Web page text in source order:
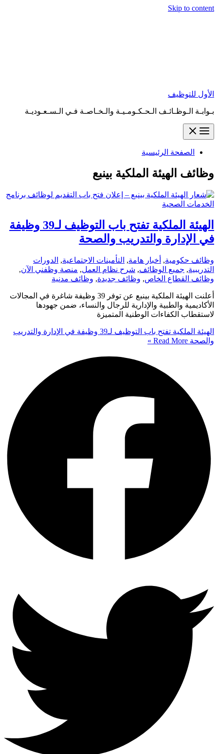
Skip to content
الأول للتوظيف
بـوابـة الـوظـائـف الـحـكـومـيـة والـخـاصـة فـي الـسـعـوديـة
الصفحة الرئيسية
وظائف الهيئة الملكية بينبع
الهيئة الملكية تفتح باب التوظيف لـ39 وظيفة
في الإدارة والتدريب والصحة
وظائف حكومية, أخبار هامة, التأمينات الاجتماعية, الدورات
التدريبية, جميع الوظائف, شرح نظام العمل, منصة وظفني الآن,
وظائف القطاع الخاص, وظائف جديدة, وظائف مدنية
أعلنت الهيئة الملكية بينبع عن توفر 39 وظيفة شاغرة في المجالات
الأكاديمية والطبية والإدارية للرجال والنساء، ضمن جهودها
لاستقطاب الكفاءات الوطنية المتميزة
الهيئة الملكية تفتح باب التوظيف لـ39 وظيفة في الإدارة والتدريب
والصحة